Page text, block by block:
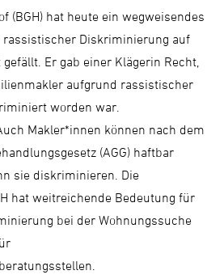
Leichte
Sprache
DGS
(BGH) hat heute ein wegweisendes
rassistischer Diskriminierung auf
Er gab einer Klägerin Recht,
aufgrund rassistischer
worden war.
Makler*innen können nach dem
(AGG) haftbar
sie diskriminieren. Die
hat weitreichende Bedeutung für
bei der Wohnungssuche